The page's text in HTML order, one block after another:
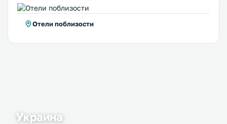
Отели поблизости
Украина